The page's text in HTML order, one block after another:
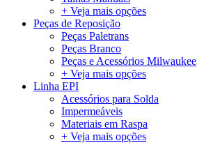
+ Veja mais opções
Peças de Reposição
Peças Paletrans
Peças Branco
Peças e Acessórios Milwaukee
+ Veja mais opções
Linha EPI
Acessórios para Solda
Impermeáveis
Materiais em Raspa
+ Veja mais opções